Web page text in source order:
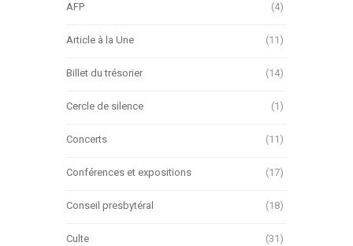
AFP (4)
Article à la Une (11)
Billet du trésorier (14)
Cercle de silence (1)
Concerts (11)
Conférences et expositions (17)
Conseil presbytéral (18)
Culte (31)